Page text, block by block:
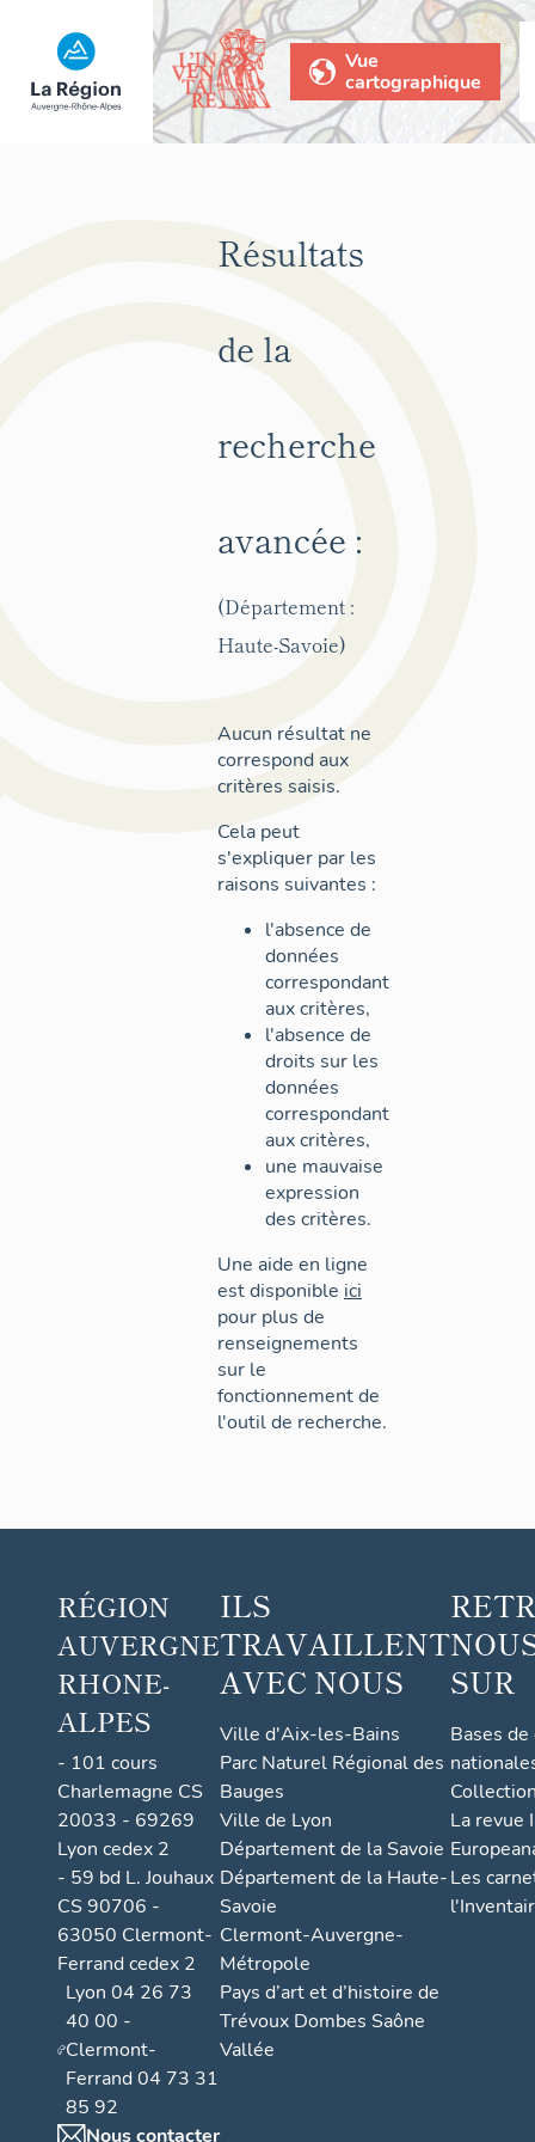
Vue
cartographique
Résultats
de la
recherche
avancée :
(Département :
Haute-Savoie)
Aucun résultat ne
correspond aux
critères saisis.
Cela peut
s'expliquer par les
raisons suivantes :
l'absence de
données
correspondant
aux critères,
l'absence de
droits sur les
données
correspondant
aux critères,
une mauvaise
expression
des critères.
Une aide en ligne
est disponible ici
pour plus de
renseignements
sur le
fonctionnement de
l'outil de recherche.
RÉGION
AUVERGNE
RHONE-
ALPES
- 101 cours
Charlemagne CS
20033 - 69269
Lyon cedex 2
- 59 bd L. Jouhaux
CS 90706 -
63050 Clermont-
Ferrand cedex 2
Lyon 04 26 73
40 00 -
Clermont-
Ferrand 04 73 31
85 92
Nous contacter
ILS
TRAVAILLENT
AVEC NOUS
Ville d'Aix-les-Bains
Parc Naturel Régional des
Bauges
Ville de Lyon
Département de la Savoie
Département de la Haute-
Savoie
Clermont-Auvergne-
Métropole
Pays d’art et d’histoire de
Trévoux Dombes Saône
Vallée
SUR
Bases
La revue
Les